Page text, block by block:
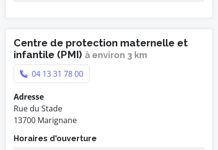
Centre de protection maternelle et
infantile (PMI) à environ 3 km
04 13 31 78 00
Adresse
Rue du Stade
13700 Marignane
Horaires d'ouverture